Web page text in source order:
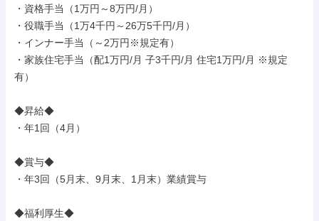
・資格手当（1万円～8万円/月）
・役職手当（1万4千円～26万5千円/月）
・インナー手当（～2万円※規定有）
・家族住宅手当（配1万円/月 子3千円/月 住宅1万円/月 ※規定
有）
◆昇給◆
・年1回（4月）
◆賞与◆
・年3回（5月末、9月末、1月末）業績賞与
◆福利厚生◆